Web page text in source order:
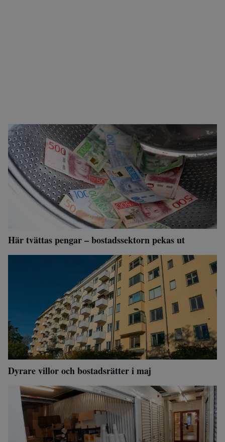
Här tvättas pengar – bostadssektorn pekas ut
Dyrare villor och bostadsrätter i maj